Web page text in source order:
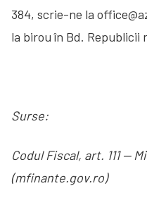
384, scrie-ne la
la birou în Bd. Republicii
Surse:
Codul Fiscal, art. 111 —
(mfinante.gov.ro)